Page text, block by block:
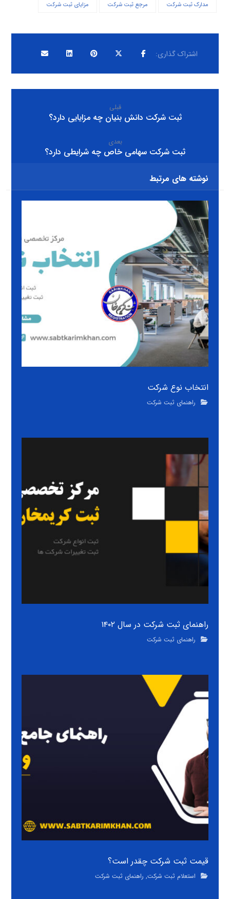
مدارک ثبت شرکت مرجع ثبت شرکت مزایای ثبت شرکت
قبلی
ثبت شرکت دانش بنیان چه مزایایی دارد؟
بعدی
ثبت شرکت سهامی خاص چه شرایطی دارد؟
نوشته های مرتبط
انتخاب نوع شرکت
راهنمای ثبت شرکت
راهنمای ثبت شرکت در سال ۱۴۰۲
راهنمای ثبت شرکت
قیمت ثبت شرکت چقدر است؟
استعلام ثبت شرکت, راهنمای ثبت شرکت